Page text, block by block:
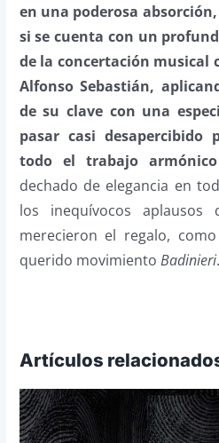
en una poderosa
si se cuenta con un
de la concertación musical
Alfonso Sebastián,
de su clave con una
pasar casi desapercibido
todo el trabajo
dechado de elegancia en
los inequívocos
merecieron el regalo,
querido movimiento Badinieri.
Artículos